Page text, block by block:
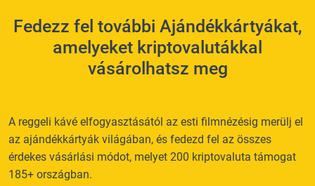
Fedezz fel további Ajándékkártyákat,
amelyeket kriptovalutákkal
vásárolhatsz meg
A reggeli kávé elfogyasztásától az esti filmnézésig merülj el
az ajándékkártyák világában, és fedezd fel az összes
érdekes vásárlási módot, melyet 200 kriptovaluta támogat
185+ országban.